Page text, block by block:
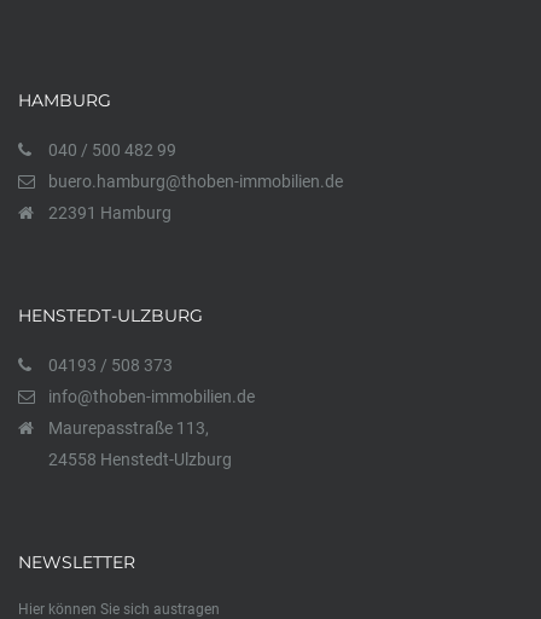
HAMBURG
040 / 500 482 99
buero.hamburg@thoben-immobilien.de
22391 Hamburg
HENSTEDT-ULZBURG
04193 / 508 373
info@thoben-immobilien.de
Maurepasstraße 113,
24558 Henstedt-Ulzburg
NEWSLETTER
Hier können Sie sich austragen